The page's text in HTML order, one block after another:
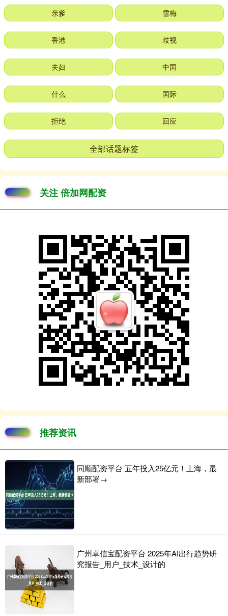
亲爹 雪梅
香港 歧视
夫妇 中国
什么 国际
拒绝 回应
全部话题标签
关注 倍加网配资
推荐资讯
同顺配资平台 五年投入25亿元！上海，最
新部署→
广州卓信宝配资平台 2025年AI出行趋势研
究报告_用户_技术_设计的